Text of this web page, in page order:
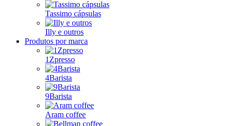
Tassimo cápsulas
Illy e outros
Produtos por marca
1Zpresso
4Barista
9Barista
Aram coffee